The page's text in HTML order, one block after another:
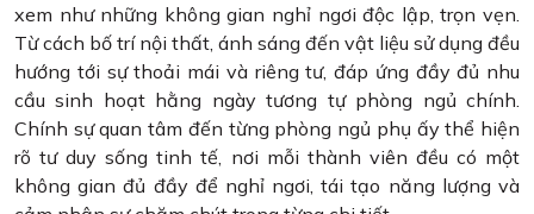
xem như những không gian nghỉ ngơi độc lập, trọn vẹn.
Từ cách bố trí nội thất, ánh sáng đến vật liệu sử dụng đều
hướng tới sự thoải mái và riêng tư, đáp ứng đầy đủ nhu
cầu sinh hoạt hằng ngày tương tự phòng ngủ chính.
Chính sự quan tâm đến từng phòng ngủ phụ ấy thể hiện
rõ tư duy sống tinh tế, nơi mỗi thành viên đều có một
không gian đủ đầy để nghỉ ngơi, tái tạo năng lượng và